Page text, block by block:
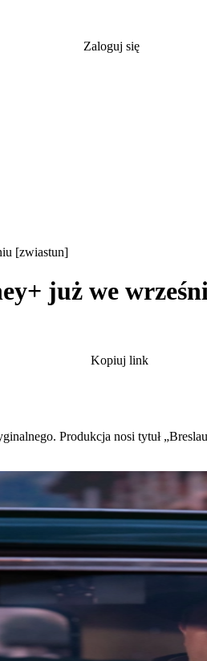
Zaloguj się
[zwiastun]
już we
Kopiuj link
Produkcja nosi tytuł